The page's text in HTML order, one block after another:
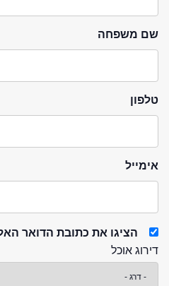
שם משפחה
טלפון
אימייל
הציגו את כתובת הדואר
דירוג אוכל